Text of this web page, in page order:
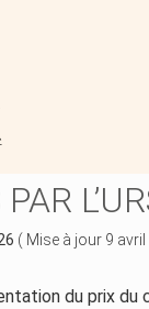
( Mise à jour 9
du prix